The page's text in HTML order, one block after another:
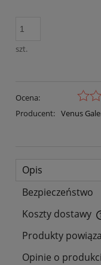
szt.
Ocena:
Producent: Venus
Opis
Bezpieczeństwo
Koszty dostawy
Cena nie zawiera
Produkty
Opinie o